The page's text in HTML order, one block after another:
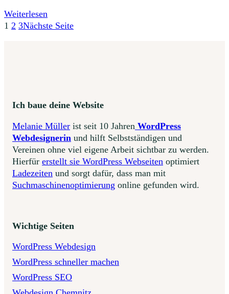
Weiterlesen
1 2 3Nächste Seite
Ich baue deine Website
Melanie Müller ist seit 10 Jahren WordPress
Webdesignerin und hilft Selbstständigen und
Vereinen ohne viel eigene Arbeit sichtbar zu werden.
Hierfür erstellt sie WordPress Webseiten optimiert
Ladezeiten und sorgt dafür, dass man mit
Suchmaschinenoptimierung online gefunden wird.
Wichtige Seiten
WordPress Webdesign
WordPress schneller machen
WordPress SEO